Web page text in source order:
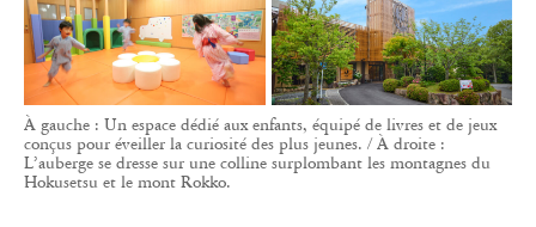
À gauche : Un espace dédié aux enfants, équipé de livres et de jeux
conçus pour éveiller la curiosité des plus jeunes. / À droite :
L’auberge se dresse sur une colline surplombant les montagnes du
Hokusetsu et le mont Rokko.